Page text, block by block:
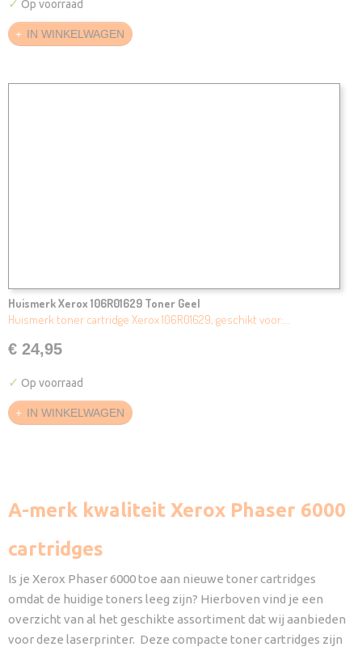
✓ Op voorraad
IN WINKELWAGEN
Huismerk Xerox 106R01629 Toner Geel
Huismerk toner cartridge Xerox 106R01629, geschikt voor:…
€ 24,95
✓ Op voorraad
IN WINKELWAGEN
A-merk kwaliteit Xerox Phaser 6000
cartridges
Is je Xerox Phaser 6000 toe aan nieuwe toner cartridges
omdat de huidige toners leeg zijn? Hierboven vind je een
overzicht van al het geschikte assortiment dat wij aanbieden
voor deze laserprinter. Deze compacte toner cartridges zijn